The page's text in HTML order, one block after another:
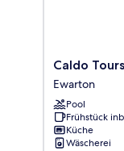
Caldo
Tours
Ewarton
Caldo Tours
Ewarton
Pool
Frühstück
Küche
Wäscherei